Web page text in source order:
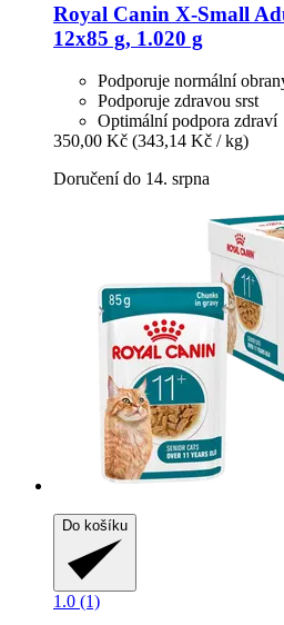
Royal Canin X-​Small
12x85 g, 1.020 g
Podporuje normální
Podporuje zdravou srst
Optimální podpora zdraví
350,00 Kč (343,14 Kč / kg)
Doručení do 14. srpna
Do košíku
1.0 (1)